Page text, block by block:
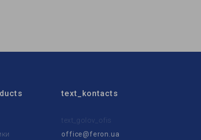
text_kontacts
text_golov_ofis
office@feron.ua